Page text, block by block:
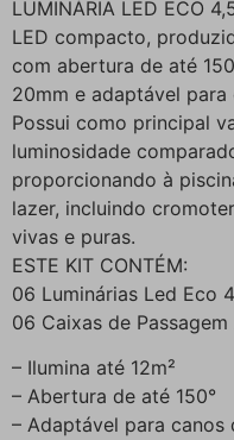
LUMINÁRIA LED ECO
LED compacto,
com abertura de até
20mm e adaptável
Possui como principal
luminosidade
proporcionando à
lazer, incluindo
vivas e puras.
ESTE KIT CONTÉM:
06 Luminárias Led Eco
06 Caixas de
– Ilumina até 12m²
– Abertura de até 150°
– Adaptável para